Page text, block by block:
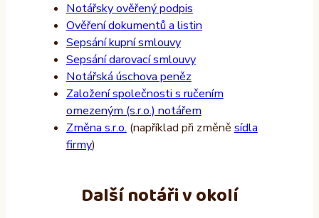
Notářsky ověřený podpis
Ověření dokumentů a listin
Sepsání kupní smlouvy
Sepsání darovací smlouvy
Notářská úschova peněz
Založení společnosti s ručením
omezeným (s.r.o.) notářem
Změna s.r.o. (například při změně sídla
firmy)
Další notáři v okolí